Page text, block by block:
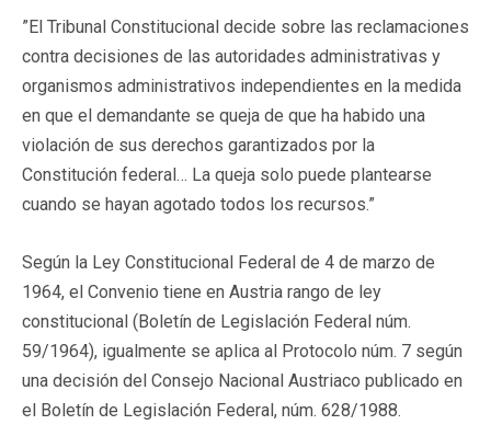
”El Tribunal Constitucional decide sobre las reclamaciones
contra decisiones de las autoridades administrativas y
organismos administrativos independientes en la medida
en que el demandante se queja de que ha habido una
violación de sus derechos garantizados por la
Constitución federal… La queja solo puede plantearse
cuando se hayan agotado todos los recursos.”
Según la Ley Constitucional Federal de 4 de marzo de
1964, el Convenio tiene en Austria rango de ley
constitucional (Boletín de Legislación Federal núm.
59/1964), igualmente se aplica al Protocolo núm. 7 según
una decisión del Consejo Nacional Austriaco publicado en
el Boletín de Legislación Federal, núm. 628/1988.